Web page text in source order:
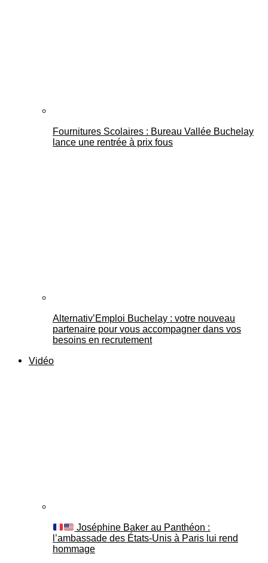
Fournitures Scolaires : Bureau Vallée Buchelay
lance une rentrée à prix fous
Alternativ’Emploi Buchelay : votre nouveau
partenaire pour vous accompagner dans vos
besoins en recrutement
Vidéo
Joséphine Baker au Panthéon :
l’ambassade des États-Unis à Paris lui rend
hommage